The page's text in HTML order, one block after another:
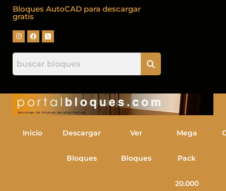
Bloques AutoCAD para descargar
gratis
Inicio Descargar
Bloques
Ver
Bloques
Mega
Pack
20.000